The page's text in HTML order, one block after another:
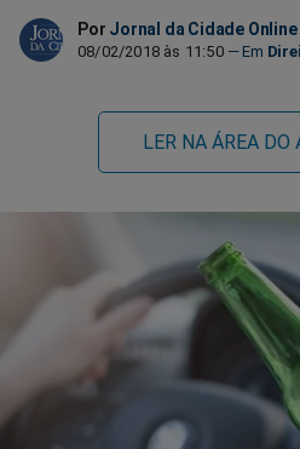
FacebookWhatsappTwitter
Por Jornal da Cidade Online
08/02/2018 às 11:50
LER NA ÁREA DO